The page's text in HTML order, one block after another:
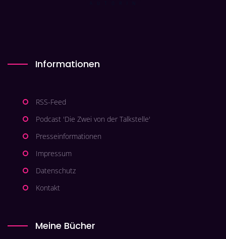
Informationen
RSS-Feed
Podcast 'Die Zwei von der Talkstelle'
Presseinformationen
Impressum
Datenschutz
Kontakt
Meine Bücher